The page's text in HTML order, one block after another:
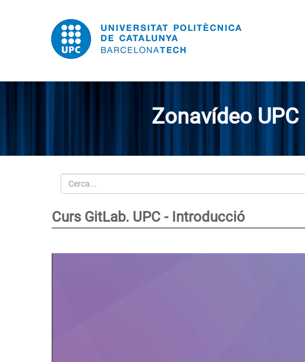
Zonavídeo UPC
Cerca
Curs GitLab. UPC - Introducció